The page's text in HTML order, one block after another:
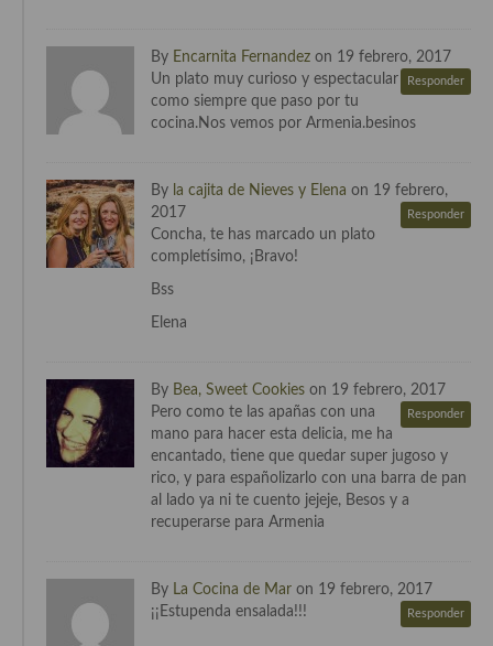
Cocina de la Republica Checa
Cocina de Polonia
Cocina de Ucrania
Cocina Francesa
Cocina Griega
Cocina Irlanda
Cocina Italiana
Cocina Luxemburgo
Cocina Rusa
By Encarnita Fernandez on 19 febrero, 2017
Responder
Un plato muy curioso y espectacular
como siempre que paso por tu
cocina.Nos vemos por Armenia.besinos
By la cajita de Nieves y Elena on 19 febrero,
2017
Responder
Concha, te has marcado un plato
completísimo, ¡Bravo!
Bss
Elena
By Bea, Sweet Cookies on 19 febrero, 2017
Responder
Pero como te las apañas con una
mano para hacer esta delicia, me ha
encantado, tiene que quedar super jugoso y
rico, y para españolizarlo con una barra de pan
al lado ya ni te cuento jejeje, Besos y a
recuperarse para Armenia
By La Cocina de Mar on 19 febrero, 2017
Responder
¡¡Estupenda ensalada!!!